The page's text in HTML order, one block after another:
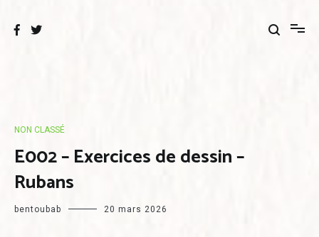
NON CLASSÉ
E002 – Exercices de dessin –
Rubans
bentoubab 20 mars 2026